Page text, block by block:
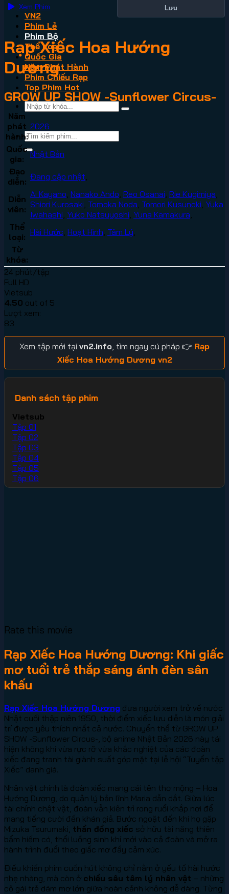
VN2
Phim Lẻ
Phim Bộ
Thể Loại
Quốc Gia
Năm Phát Hành
Phim Chiếu Rạp
Top Phim Hot
Xem Phim Lưu
Rạp Xiếc Hoa Hướng
Dương
GROW UP SHOW -Sunflower Circus-
Năm
phát
hành:
2026
Quốc
gia:
Nhật Bản
Đạo
diễn: Đang cập nhật
Diễn
viên:
Ai Kayano Nanako Ando Reo Osanai Rie Kugimiya
Shiori Kurosaki Tomoka Noda Tomori Kusunoki Yuka
Iwahashi Yuko Natsuyoshi Yuna Kamakura
Thể
loại: Hài Hước Hoạt Hình Tâm Lý
Từ
khóa:
24 phút/tập
Full HD
Vietsub
4.50 out of 5
Lượt xem:
83
Xem tập mới tại vn2.info , tìm ngay cú pháp 👉 Rạp
Xiếc Hoa Hướng Dương vn2
Danh sách tập phim
Vietsub
Tập 01
Tập 02
Tập 03
Tập 04
Tập 05
Tập 06
Rate this movie
Rạp Xiếc Hoa Hướng Dương: Khi giấc
mơ tuổi trẻ thắp sáng ánh đèn sân
khấu
Rạp Xiếc Hoa Hướng Dương đưa người xem trở về nước
Nhật cuối thập niên 1950, thời điểm xiếc lưu diễn là món giải
trí được yêu thích nhất cả nước. Chuyển thể từ GROW UP
SHOW -Sunflower Circus-, bộ anime Nhật Bản 2026 này tái
hiện không khí vừa rực rỡ vừa khắc nghiệt của các đoàn
xiếc đang tranh tài giành suất góp mặt tại lễ hội “Tuyển tập
Xiếc” danh giá.
Nhân vật chính là đoàn xiếc mang cái tên thơ mộng – Hoa
Hướng Dương, do quản lý bản lĩnh Maria dẫn dắt. Giữa lúc
tài chính chật vật, đoàn vẫn kiên trì rong ruổi khắp nơi để
mang tiếng cười đến khán giả. Bước ngoặt đến khi họ gặp
Mizuka Tsurumaki, thần đồng xiếc sở hữu tài năng thiên
bẩm hiếm có, thổi luồng sinh khí mới vào cả đoàn và mở ra
hành trình đuổi theo giấc mơ đầy cảm xúc.
Điều khiến phim cuốn hút không chỉ nằm ở yếu tố hài hước
nhẹ nhàng, mà còn ở chiều sâu tâm lý nhân vật – những
cô gái trẻ dám mơ lớn giữa hoàn cảnh không dễ dàng. Từng